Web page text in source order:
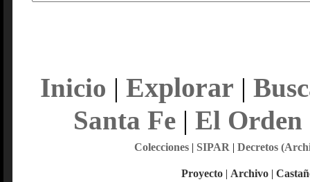
Inicio | Explorar |
Santa Fe| El Orden
Colecciones| SIPAR | Decretos
Proyecto | Archivo |